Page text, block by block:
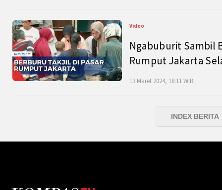
Video
Ngabuburit Sambil
Rumput Jakarta
13 Maret 2024, 18:11 WIB
INDEX BERITA